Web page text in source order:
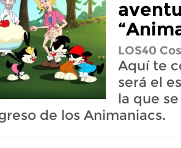
LOS40
Aquí te
será el
la que
de los Animaniacs.